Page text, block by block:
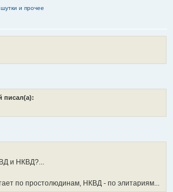
и прочее
писал(а):
и НКВД?...
по простолюдинам, НКВД - по элитариям...